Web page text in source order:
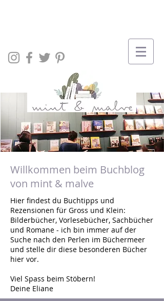
Willkommen beim Buchblog
von mint & malve
Hier findest du Buchtipps und
Rezensionen für Gross und Klein:
Bilderbücher, Vorlesebücher, Sachbücher
und Romane - ich bin immer auf der
Suche nach den Perlen im Büchermeer
und stelle dir diese besonderen Bücher
hier vor.
Viel Spass beim Stöbern!
Deine Eliane